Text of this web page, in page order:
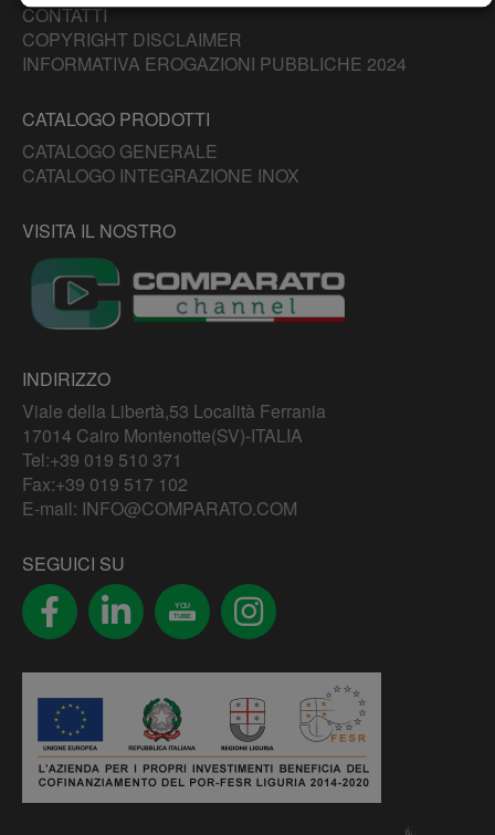
CONTATTI
COPYRIGHT DISCLAIMER
INFORMATIVA EROGAZIONI PUBBLICHE 2024
CATALOGO PRODOTTI
CATALOGO GENERALE
CATALOGO INTEGRAZIONE INOX
VISITA IL NOSTRO
INDIRIZZO
Viale della Libertà,53 Località Ferrania
17014 Cairo Montenotte(SV)-ITALIA
Tel:+39 019 510 371
Fax:+39 019 517 102
E-mail: INFO@COMPARATO.COM
SEGUICI SU
YOU
TUBE